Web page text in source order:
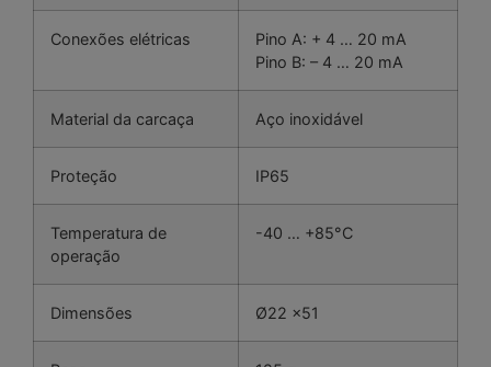
Conexões elétricas
Pino A: + 4 … 20 mA
Pino B: – 4 … 20 mA
Material da carcaça Aço inoxidável
Proteção IP65
Temperatura de
operação
-40 … +85°C
Dimensões Ø22 x51